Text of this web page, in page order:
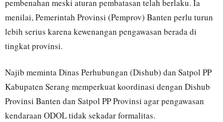
pembenahan meski aturan pembatasan telah berlaku. Ia
menilai, Pemerintah Provinsi (Pemprov) Banten perlu turun
lebih serius karena kewenangan pengawasan berada di
tingkat provinsi.
Najib meminta Dinas Perhubungan (Dishub) dan Satpol PP
Kabupaten Serang memperkuat koordinasi dengan Dishub
Provinsi Banten dan Satpol PP Provinsi agar pengawasan
kendaraan ODOL tidak sekadar formalitas.